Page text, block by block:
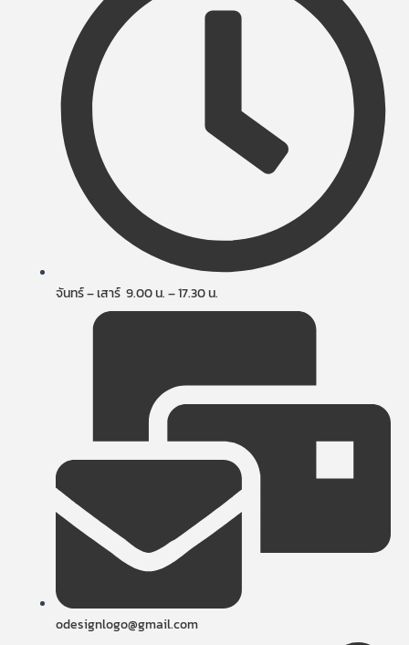
จันทร์ – เสาร์ 9.00 น. – 17.30 น.
odesignlogo@gmail.com